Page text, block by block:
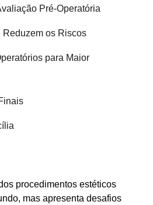
Pré-Operatória
Reduzem os Riscos
para Maior
procedimentos estéticos
mas apresenta desafios